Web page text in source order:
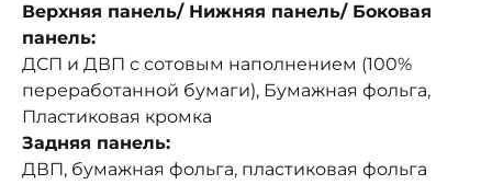
Верхняя панель/ Нижняя панель/ Боковая
панель:
ДСП и ДВП с сотовым наполнением (100%
переработанной бумаги), Бумажная фольга,
Пластиковая кромка
Задняя панель:
ДВП, бумажная фольга, пластиковая фольга